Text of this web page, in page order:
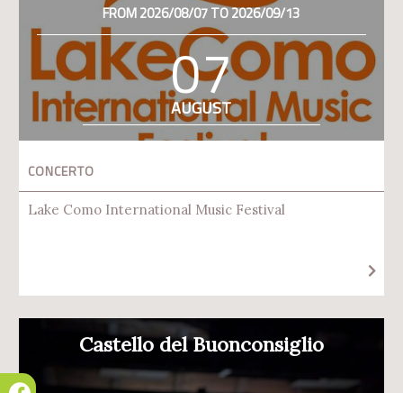
FROM 2026/08/07 TO 2026/09/13
07
AUGUST
CONCERTO
Lake Como International Music Festival
Castello del Buonconsiglio